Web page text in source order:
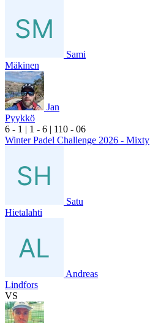
Sami
Mäkinen
Jan
Pyykkö
6 - 1 | 1 - 6 | 110 - 06
Winter Padel Challenge 2026 - Mixty
Satu
Hietalahti
Andreas
Lindfors
VS